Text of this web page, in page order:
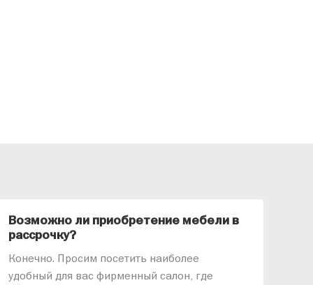
Возможно ли приобретение мебели в
рассрочку?
Конечно. Просим посетить наиболее
удобный для вас фирменный салон, где